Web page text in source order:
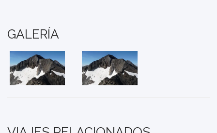
GALERÍA